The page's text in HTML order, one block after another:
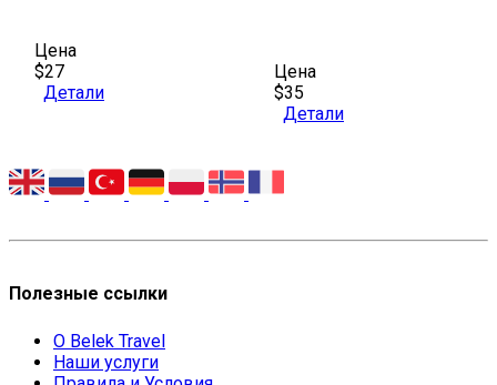
Цена
$27
Детали
Цена
$35
Детали
Полезные ссылки
О Belek Travel
Наши услуги